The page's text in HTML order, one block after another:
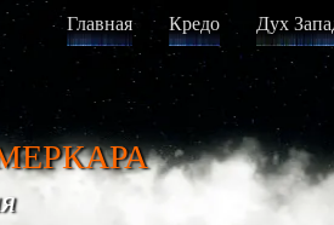
Главная Кредо Дух